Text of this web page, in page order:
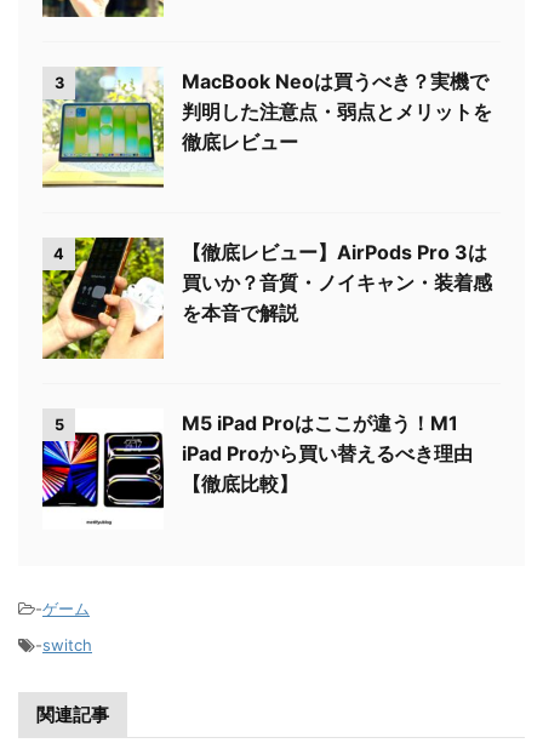
3
MacBook Neoは買うべき？実機で
判明した注意点・弱点とメリットを
徹底レビュー
4
【徹底レビュー】AirPods Pro 3は
買いか？音質・ノイキャン・装着感
を本音で解説
5
M5 iPad Proはここが違う！M1
iPad Proから買い替えるべき理由
【徹底比較】
-ゲーム
-switch
関連記事